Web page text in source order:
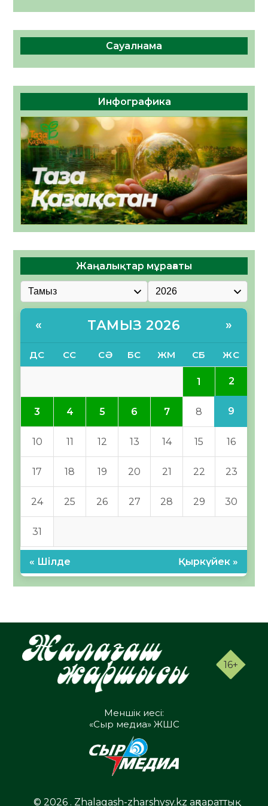
Сауалнама
Инфографика
Жаңалықтар мұрағаты
« ТАМЫЗ 2026 »
ДС СС СӘ БС ЖМ СБ ЖС
1 2
3 4 5 6 7 8 9
10 11 12 13 14 15 16
17 18 19 20 21 22 23
24 25 26 27 28 29 30
31
« Шілде Қыркүйек »
16+
Меншік иесі:
«Сыр медиа» ЖШС
© 2026 . Zhalagash-zharshysy.kz ақпараттық